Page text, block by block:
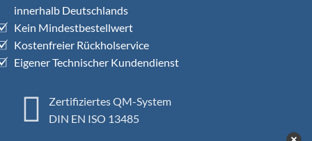
innerhalb Deutschlands
Kein Mindestbestellwert
Kostenfreier Rückholservice
Eigener Technischer Kundendienst
Zertifiziertes QM-System
DIN EN ISO 13485